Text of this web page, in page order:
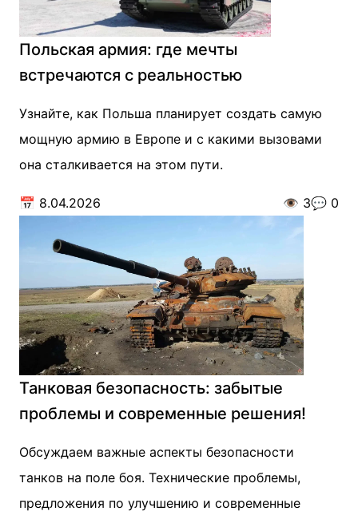
Польская армия: где мечты
встречаются с реальностью
Узнайте, как Польша планирует создать самую
мощную армию в Европе и с какими вызовами
она сталкивается на этом пути.
📅 8.04.2026 👁️ 3💬 0
Танковая безопасность: забытые
проблемы и современные решения!
Обсуждаем важные аспекты безопасности
танков на поле боя. Технические проблемы,
предложения по улучшению и современные